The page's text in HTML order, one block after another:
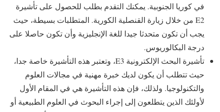
في كوريا الجنوبية. يمكنك التقدم بطلب للحصول على تأشيرة
E2 من خلال زيارة القنصلية الكورية. المتطلبات بسيطة، حيث
يجب أن تكون متحدثا جيدا للغة الإنجليزية وأن تكون حاصلا على
درجة البكالوريوس.
تأشيرة البحث الإلكترونية E3، وتعتبر هذه التأشيرة خاصة جدا،
حيث تتطلب أن يكون لديك خبرة مهنية في مجالات العلوم
والتكنولوجيا. ولذلك، فإن هذه التأشيرة هي في المقام الأول
لأولئك الذين يتطلعون إلى إجراء البحوث في العلوم الطبيعية أو